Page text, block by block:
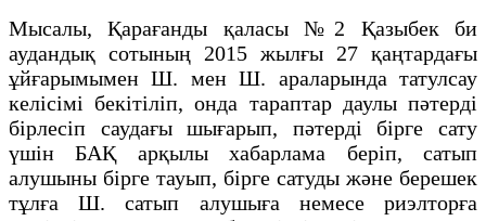
Мысалы, Қарағанды қаласы №2 Қазыбек би
аудандық сотының 2015 жылғы 27 қаңтардағы
ұйғарымымен Ш. мен Ш. араларында татулсау
келісімі бекітіліп, онда тараптар даулы пәтерді
бірлесіп саудағы шығарып, пәтерді бірге сату
үшін БАҚ арқылы хабарлама беріп, сатып
алушыны бірге тауып, бірге сатуды және берешек
тұлға Ш. сатып алушыға немесе риэлторға